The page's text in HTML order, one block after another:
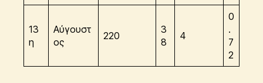
13
η
Αύγουστ
ος
220
3
8
4
0
.
7
2